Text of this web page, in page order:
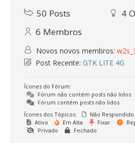
50 Posts 4
6 Membros
Novos novos membros:
Post Recente: GTK LITE 4G
Ícones do Fórum:
Fórum não contém posts não lidos
Fórum contém posts não lidos
Ícones dos Tópicos:
Não Respondido
Ativo
Em Alta Fixar
Privado
Fechado